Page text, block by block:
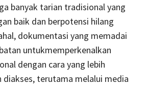
banyak tarian tradisional yang
baik dan berpotensi hilang
dokumentasi yang memadai
untukmemperkenalkan
dengan cara yang lebih
diakses, terutama melalui media